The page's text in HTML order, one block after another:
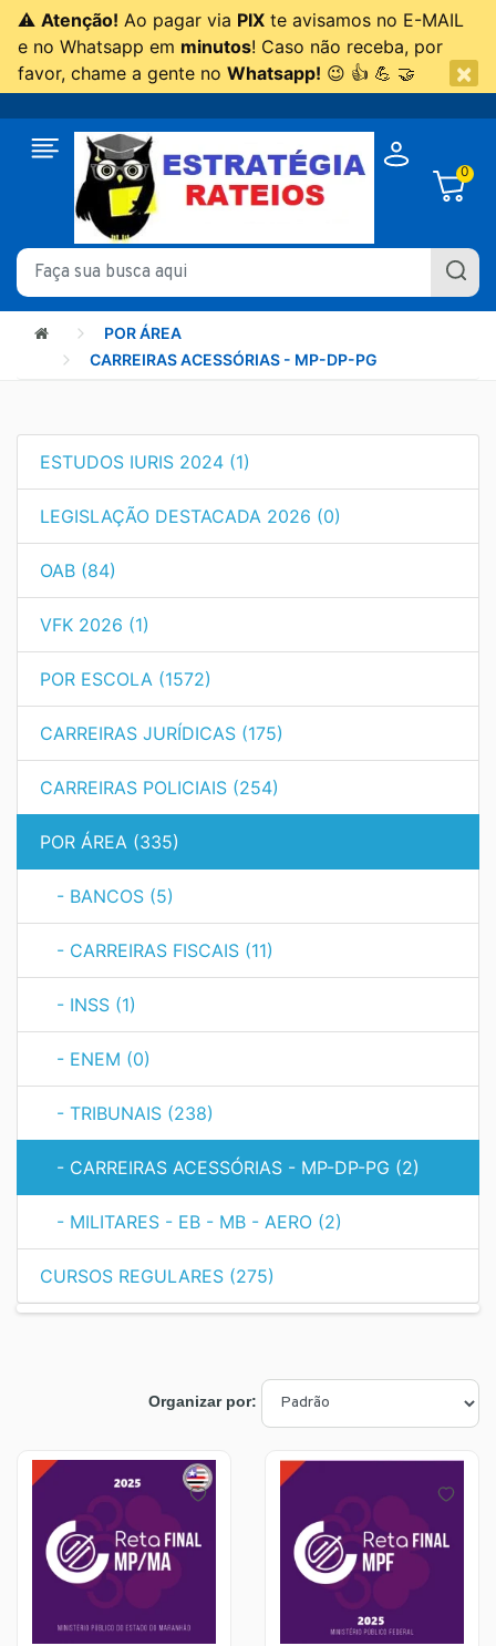
⚠ Atenção! Ao pagar via PIX te avisamos no E-MAIL
e no Whatsapp em minutos! Caso não receba, por
favor, chame a gente no Whatsapp! 😉 👍 💪 🤝 ×
0
POR ÁREA
CARREIRAS ACESSÓRIAS - MP-DP-PG
ESTUDOS IURIS 2024 (1)
LEGISLAÇÃO DESTACADA 2026 (0)
OAB (84)
VFK 2026 (1)
POR ESCOLA (1572)
CARREIRAS JURÍDICAS (175)
CARREIRAS POLICIAIS (254)
POR ÁREA (335)
- BANCOS (5)
- CARREIRAS FISCAIS (11)
- INSS (1)
- ENEM (0)
- TRIBUNAIS (238)
- CARREIRAS ACESSÓRIAS - MP-DP-PG (2)
- MILITARES - EB - MB - AERO (2)
CURSOS REGULARES (275)
Organizar por: